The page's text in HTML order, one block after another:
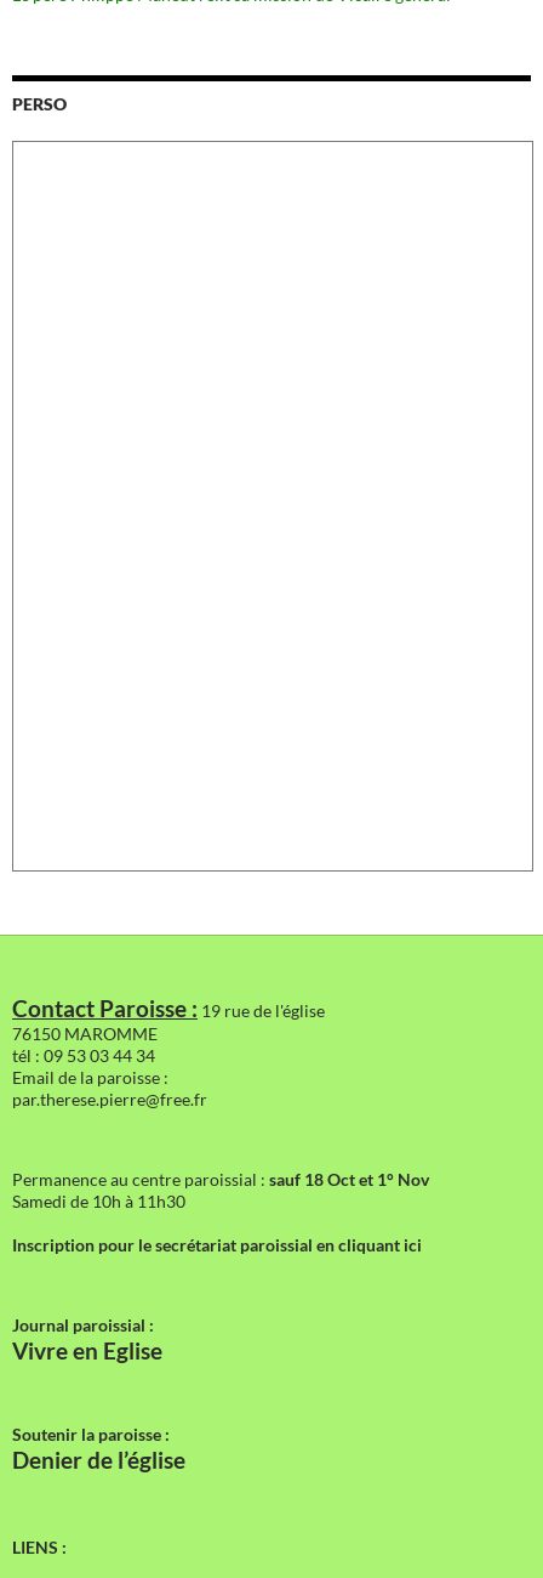
PERSO
Contact Paroisse : 19 rue de l'église
76150 MAROMME
tél : 09 53 03 44 34
Email de la paroisse :
par.therese.pierre@free.fr
Permanence au centre paroissial : sauf 18 Oct et 1° Nov
Samedi de 10h à 11h30
Inscription pour le secrétariat paroissial en cliquant ici
Journal paroissial :
Vivre en Eglise
Soutenir la paroisse :
Denier de l’église
LIENS :